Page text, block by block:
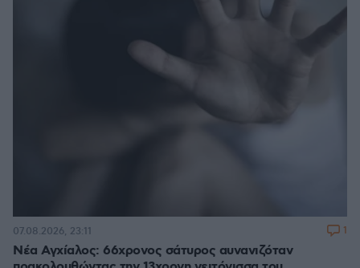
Νέα Αγχίαλος: 66χρονος σάτυρος αυνανιζόταν
07.08.2026, 23:11 1